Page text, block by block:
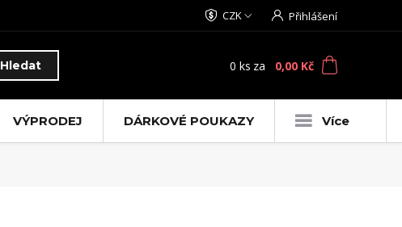
CZK Přihlášení
Hledat 0 ks za 0,00 Kč
VÝPRODEJ DÁRKOVÉ POUKAZY Více